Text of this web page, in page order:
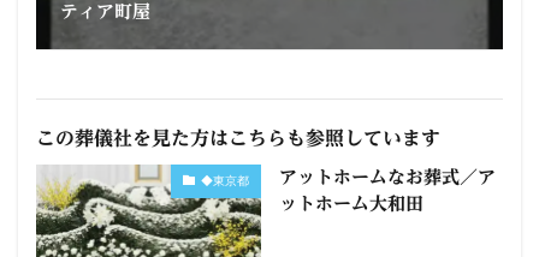
ティア町屋
この葬儀社を見た方はこちらも参照しています
◆東京都
アットホームなお葬式／ア
ットホーム大和田